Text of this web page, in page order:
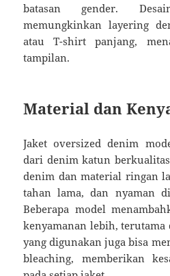
batasan gender.
memungkinkan layering
atau T-shirt panjang,
tampilan.
Material dan
Jaket oversized denim
dari denim katun
denim dan material ringan
tahan lama, dan nyaman
Beberapa model
kenyamanan lebih,
yang digunakan juga bisa
bleaching, memberikan